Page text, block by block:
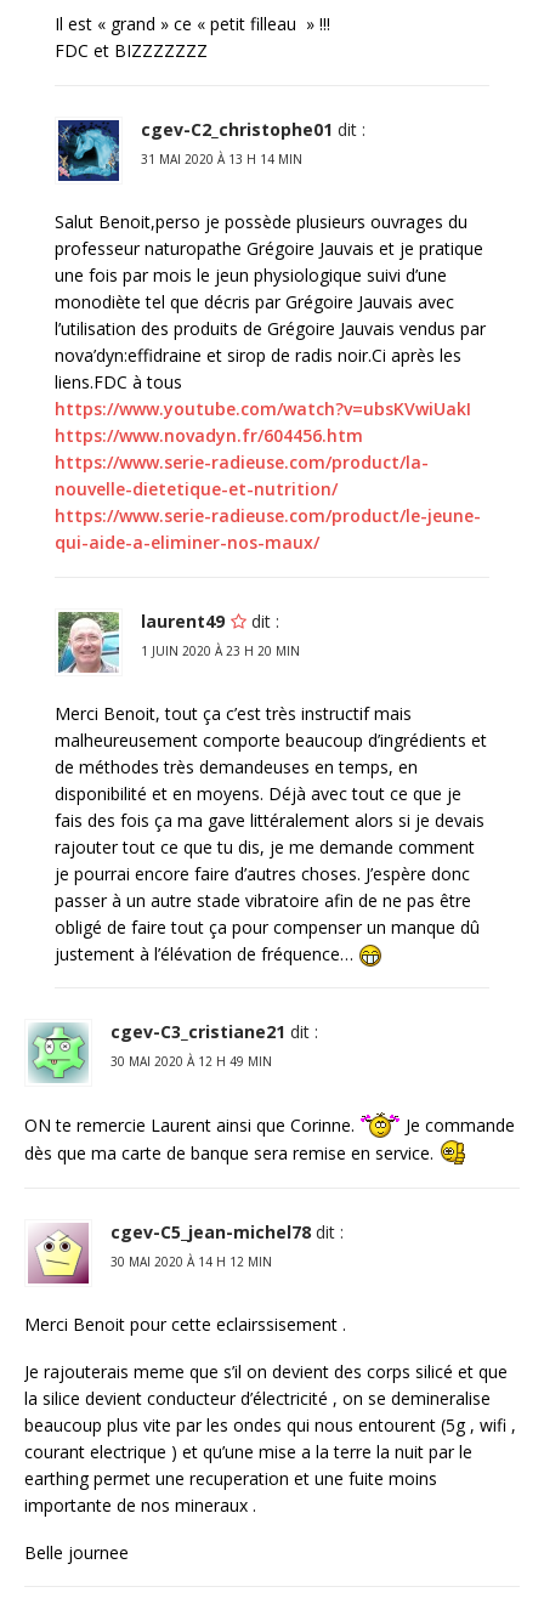
Il est « grand » ce « petit filleau » !!!
FDC et BIZZZZZZZ
cgev-C2_christophe01 dit :
31 MAI 2020 À 13 H 14 MIN
Salut Benoit,perso je possède plusieurs ouvrages du
professeur naturopathe Grégoire Jauvais et je pratique
une fois par mois le jeun physiologique suivi d’une
monodiète tel que décris par Grégoire Jauvais avec
l’utilisation des produits de Grégoire Jauvais vendus par
nova’dyn:effidraine et sirop de radis noir.Ci après les
liens.FDC à tous
https://www.youtube.com/watch?v=ubsKVwiUakI
https://www.novadyn.fr/604456.htm
https://www.serie-radieuse.com/product/la-
nouvelle-dietetique-et-nutrition/
https://www.serie-radieuse.com/product/le-jeune-
qui-aide-a-eliminer-nos-maux/
laurent49 dit :
1 JUIN 2020 À 23 H 20 MIN
Merci Benoit, tout ça c’est très instructif mais
malheureusement comporte beaucoup d’ingrédients et
de méthodes très demandeuses en temps, en
disponibilité et en moyens. Déjà avec tout ce que je
fais des fois ça ma gave littéralement alors si je devais
rajouter tout ce que tu dis, je me demande comment
je pourrai encore faire d’autres choses. J’espère donc
passer à un autre stade vibratoire afin de ne pas être
obligé de faire tout ça pour compenser un manque dû
justement à l’élévation de fréquence…
cgev-C3_cristiane21 dit :
30 MAI 2020 À 12 H 49 MIN
ON te remercie Laurent ainsi que Corinne.
Je commande
dès que ma carte de banque sera remise en service.
cgev-C5_jean-michel78 dit :
30 MAI 2020 À 14 H 12 MIN
Merci Benoit pour cette eclairssisement .
Je rajouterais meme que s’il on devient des corps silicé et que
la silice devient conducteur d’électricité , on se demineralise
beaucoup plus vite par les ondes qui nous entourent (5g , wifi ,
courant electrique ) et qu’une mise a la terre la nuit par le
earthing permet une recuperation et une fuite moins
importante de nos mineraux .
Belle journee